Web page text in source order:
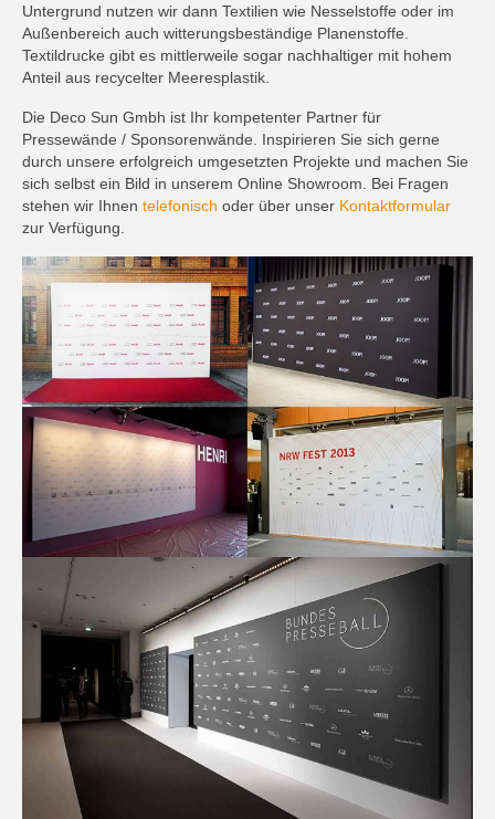
Untergrund nutzen wir dann Textilien wie Nesselstoffe oder im
Außenbereich auch witterungsbeständige Planenstoffe.
Textildrucke gibt es mittlerweile sogar nachhaltiger mit hohem
Anteil aus recycelter Meeresplastik.
Die Deco Sun Gmbh ist Ihr kompetenter Partner für
Pressewände / Sponsorenwände. Inspirieren Sie sich gerne
durch unsere erfolgreich umgesetzten Projekte und machen Sie
sich selbst ein Bild in unserem Online Showroom. Bei Fragen
stehen wir Ihnen telefonisch oder über unser Kontaktformular
zur Verfügung.